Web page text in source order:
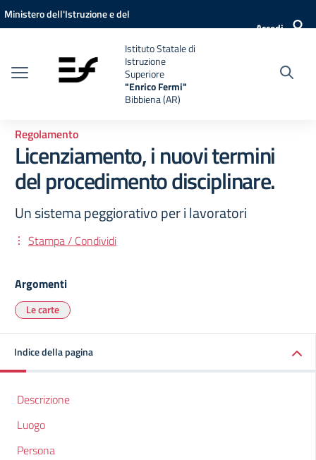
Vai ai contenuti
Vai al menu di navigazione
Vai al footer
Ministero dell'Istruzione e del
Accedi
Istituto Statale di
Istruzione
Superiore
"Enrico Fermi"
Bibbiena (AR)
Regolamento
Licenziamento, i nuovi termini
del procedimento disciplinare.
Un sistema peggiorativo per i lavoratori
Stampa / Condividi
Argomenti
Le carte
Indice della pagina
Descrizione
Luogo
Persona